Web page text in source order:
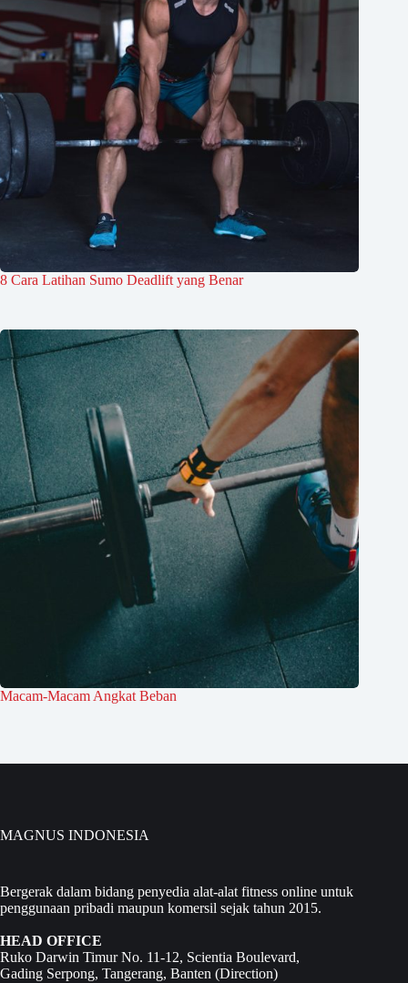
8 Cara Latihan Sumo Deadlift yang Benar
Macam-Macam Angkat Beban
MAGNUS INDONESIA
Bergerak dalam bidang penyedia alat-alat fitness online untuk
penggunaan pribadi maupun komersil sejak tahun 2015.
HEAD OFFICE
Ruko Darwin Timur No. 11-12, Scientia Boulevard,
Gading Serpong, Tangerang, Banten (Direction)